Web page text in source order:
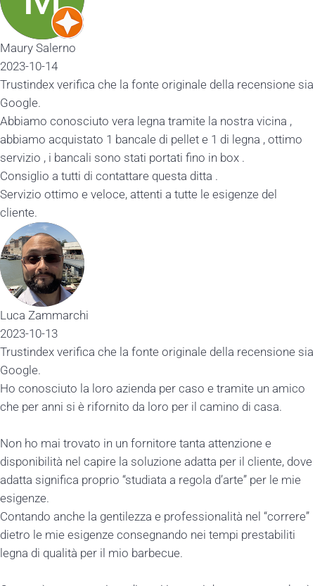
Maury Salerno
2023-10-14
Trustindex verifica che la fonte originale della recensione sia
Google.
Abbiamo conosciuto vera legna tramite la nostra vicina ,
abbiamo acquistato 1 bancale di pellet e 1 di legna , ottimo
servizio , i bancali sono stati portati fino in box .
Consiglio a tutti di contattare questa ditta .
Servizio ottimo e veloce, attenti a tutte le esigenze del
cliente.
Luca Zammarchi
2023-10-13
Trustindex verifica che la fonte originale della recensione sia
Google.
Ho conosciuto la loro azienda per caso e tramite un amico
che per anni si è rifornito da loro per il camino di casa.
Non ho mai trovato in un fornitore tanta attenzione e
disponibilità nel capire la soluzione adatta per il cliente, dove
adatta significa proprio “studiata a regola d’arte” per le mie
esigenze.
Contando anche la gentilezza e professionalità nel “correre”
dietro le mie esigenze consegnando nei tempi prestabiliti
legna di qualità per il mio barbecue.